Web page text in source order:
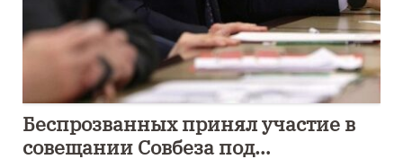
Беспрозванных принял участие в
совещании Совбеза под